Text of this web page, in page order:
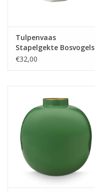
Wenskaarten
Brievenbus Kadootjes
Kadobonnen
Geslaagd!
Tulpenvaas
Stapelgekte Bosvogels
Midden 10cm - Heinen
€32,00